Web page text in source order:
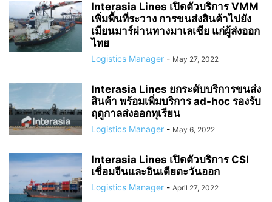
Interasia Lines เปิดตัวบริการ VMM
เพิ่มพื้นที่ระวาง การขนส่งสินค้าไปยัง
เมียนมาร์ผ่านทางมาเลเซีย แก่ผู้ส่งออก
ไทย
Logistics Manager - May 27, 2022
Interasia Lines ยกระดับบริการขนส่ง
สินค้า พร้อมเพิ่มบริการ ad-hoc รองรับ
ฤดูกาลส่งออกทุเรียน
Logistics Manager - May 6, 2022
Interasia Lines เปิดตัวบริการ CSI
เชื่อมจีนและอินเดียตะวันออก
Logistics Manager - April 27, 2022